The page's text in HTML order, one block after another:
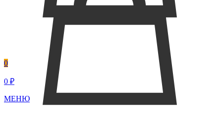
0
0 ₽
МЕНЮ